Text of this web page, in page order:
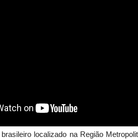
localizado na Região